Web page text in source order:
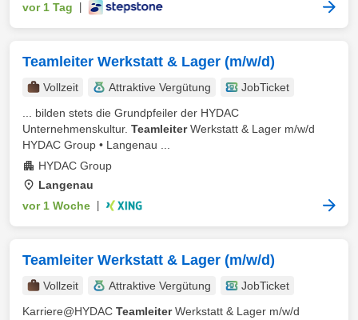
vor 1 Tag
Teamleiter Werkstatt & Lager (m/w/d)
Vollzeit Attraktive Vergütung
JobTicket
... bilden stets die Grundpfeiler der HYDAC
Unternehmenskultur. TeamleiterWerkstatt & Lager m/w/d
HYDAC Group • Langenau ...
HYDAC Group
Langenau
vor 1 Woche
Teamleiter Werkstatt & Lager (m/w/d)
Vollzeit Attraktive Vergütung
JobTicket
Karriere@HYDAC TeamleiterWerkstatt & Lager m/w/d